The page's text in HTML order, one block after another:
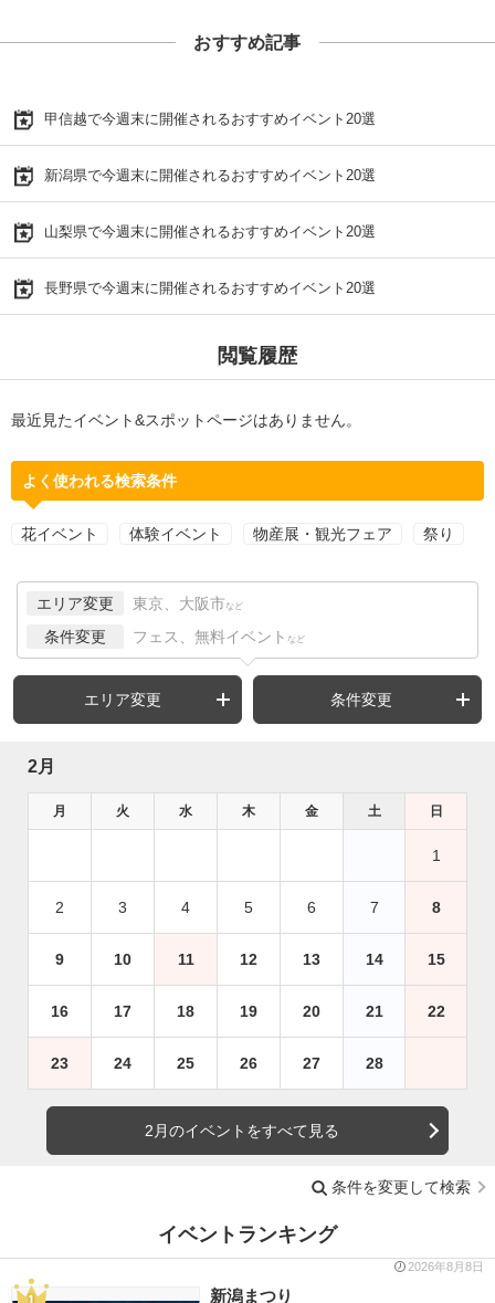
おすすめ記事
甲信越で今週末に開催されるおすすめイベント20選
新潟県で今週末に開催されるおすすめイベント20選
山梨県で今週末に開催されるおすすめイベント20選
長野県で今週末に開催されるおすすめイベント20選
閲覧履歴
最近見たイベント&スポットページはありません。
よく使われる検索条件
花イベント 体験イベント 物産展・観光フェア 祭り
エリア変更 東京、大阪市 など
条件変更 フェス、無料イベント など
エリア変更 条件変更
2月
月 火 水 木 金 土 日
1
2 3 4 5 6 7 8
9 10 11 12 13 14 15
16 17 18 19 20 21 22
23 24 25 26 27 28
2月のイベントをすべて見る
条件を変更して検索
イベントランキング
2026年8月8日
新潟まつり